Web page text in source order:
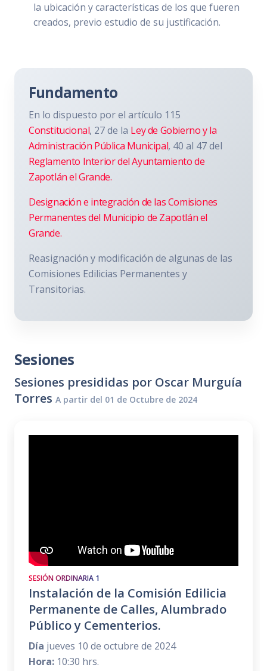
la ubicación y características de los que fueren
creados, previo estudio de su justificación.
Fundamento
En lo dispuesto por el artículo 115
Constitucional, 27 de la Ley de Gobierno y la
Administración Pública Municipal, 40 al 47 del
Reglamento Interior del Ayuntamiento de
Zapotlán el Grande.
Designación e integración de las Comisiones
Permanentes del Municipio de Zapotlán el
Grande.
Reasignación y modificación de algunas de las
Comisiones Edilicias Permanentes y
Transitorias.
Sesiones
Sesiones presididas por Oscar Murguía
Torres A partir del 01 de Octubre de 2024
SESIÓN ORDINARIA 1
Instalación de la Comisión Edilicia
Permanente de Calles, Alumbrado
Público y Cementerios.
Día jueves 10 de octubre de 2024
Hora: 10:30 hrs.